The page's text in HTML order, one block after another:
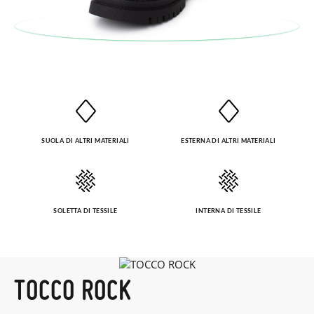
postale Poste Italiane e di effettuare un nuovo ordine per la
taglia o il modello desiderato.
SUOLA DI ALTRI MATERIALI ESTERNA DI ALTRI MATERIALI
SOLETTA DI TESSILE INTERNA DI TESSILE
TOCCO ROCK